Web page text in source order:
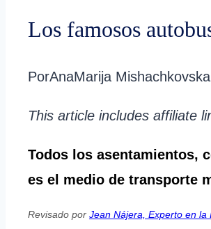
Los famosos
PorAnaMarija Mishachkovska
This article includes affiliate
Todos los asentamientos,
es el medio de transporte
Revisado por Jean Nájera, Experto en